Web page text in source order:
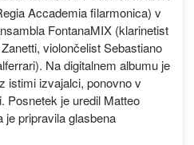
Accademia filarmonica) v
FontanaMIX (klarinetist
violončelist Sebastiano
Na digitalnem albumu je
istimi izvajalci, ponovno v
Posnetek je uredil Matteo
je pripravila glasbena